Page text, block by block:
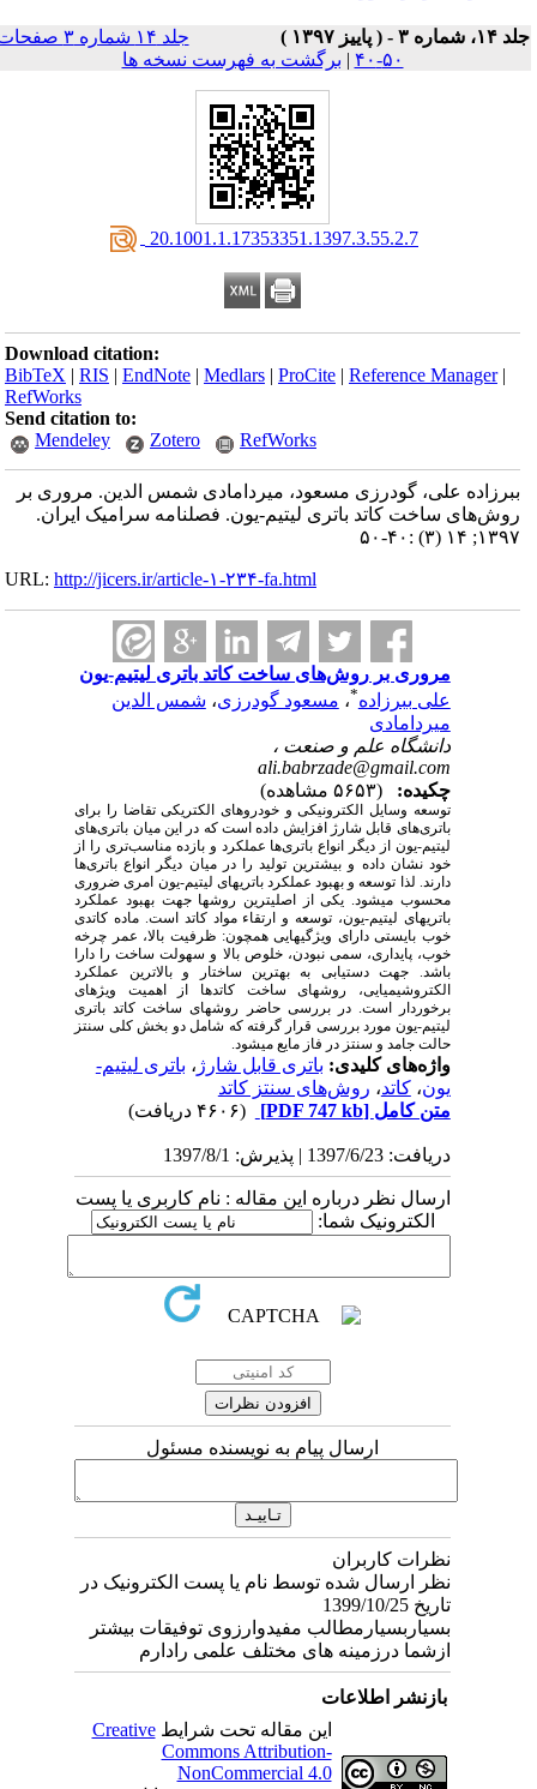
شماره ۳ - ( پاييز ۱۳۹۷ )
جلد ۱۴ شماره ۳ صفحات
۵۰-۴۰
| برگشت به فهرست نسخه ها
‎ 20.1001.1.17353351.1397.3.55.2.7
Download citation:
BibTeX |RIS |EndNote |Medlars |ProCite |Reference Manager
RefWorks
Send citation to:
Mendeley
Zotero RefWorks
ببرزاده علی، گودرزی مسعود، میردامادی شمس الدین. مروری بر
روش‌های ساخت کاتد باتری لیتیم-یون. فصلنامه سرامیک ایران.
۱۳۹۷; ۱۴ (۳) :۴۰-۵۰
URL:http://jicers.ir/article-۱-۲۳۴-fa.html
مروری بر روش‌های ساخت کاتد باتری لیتیم-یون
علی ببرزاده ،مسعود گودرزی،شمس الدین
میردامادی
دانشگاه علم و صنعت ،
ali.babrzade@gmail.com
چکیده:
توسعه وسایل الکترونیکی و خودروهای الکتریکی تقاضا را برای
باتری‌های قابل شارژ افزایش داده است که در این میان باتری‌های
لیتیم-یون از دیگر انواع باتری‌ها عملکرد و بازده مناسب‌تری را از
خود نشان داده و بیشترین تولید را در میان دیگر انواع باتری‌ها
دارند .لذا توسعه و بهبود عملکرد باتری­های لیتیم-یون امری ضروری
محسوب می­شود. یکی از اصلی­ترین روش­ها جهت بهبود عملکرد
باتری­های لیتیم-یون، توسعه و ارتقاء مواد کاتد است. ماده کاتدی
خوب بایستی دارای ویژگی­هایی همچون: ظرفیت بالا، عمر چرخه
خوب، پایداری، سمی نبودن، خلوص بالا و سهولت ساخت را دارا
باشد.جهت دستیابی به بهترین ساختار و بالاترین عملکرد
الکتروشیمیایی، روش­های ساخت کاتدها از اهمیت ویژه­ای
برخوردار است. در بررسی حاضر روش­های ساخت کاتد باتری
لیتیم­-یون مورد بررسی قرار گرفته که شامل دو بخش کلی سنتز
حالت جامد و سنتز در فاز مایع می­شود.
واژه‌های کلیدی:باتری قابل شارژ ، باتری لیتیم-
یون،کاتد،روش‌های سنتز کاتد
متن کامل[PDF 747 kb]
دریافت: 1397/6/23 | پذیرش: 1397/8/1
ارسال نظر درباره این مقاله : نام کاربری یا پست
الکترونیک شما:
ارسال پیام به نویسنده مسئول
نظرات کاربران
نظر ارسال شده توسط نام یا پست الکترونیک در
تاریخ 1399/10/25
بسیاربسیارمطالب مفیدوارزوی توفیقات بیشتر
ازشما درزمینه های مختلف علمی رادارم
بازنشر اطلاعات
این مقاله تحت شرایطCreative
Commons Attribution-
NonCommercial 4.0